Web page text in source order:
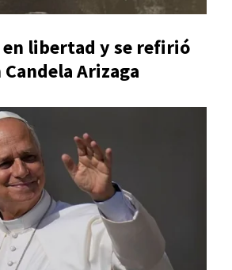
en libertad y se refirió
Arizaga